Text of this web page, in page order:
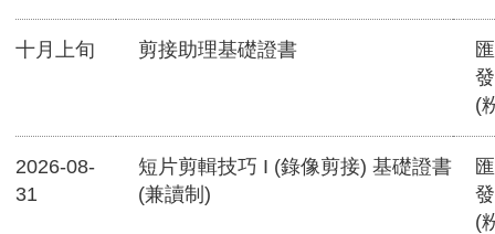
十月上旬 剪接助理基礎證書
(
2026-08-
31
短片剪輯技巧 I (錄像剪接) 基礎證書
(兼讀制)
(